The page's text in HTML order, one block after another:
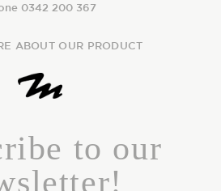
0342 200 367
ABOUT OUR PRODUCT
to our